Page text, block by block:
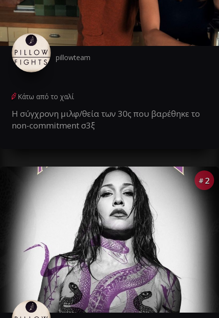
pillowteam
Κάτω από το χαλί
Η σύγχρονη μιλφ/θεία των 30ς που βαρέθηκε το
non-commitment σ3ξ
# 2